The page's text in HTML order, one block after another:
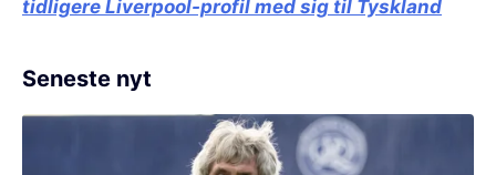
tidligere Liverpool-profil med sig til Tyskland
Seneste nyt